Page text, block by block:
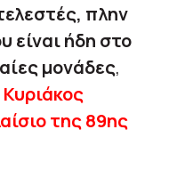
πλην
είναι ήδη στο
μονάδες,
της 89ης